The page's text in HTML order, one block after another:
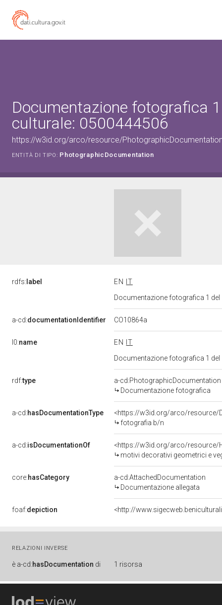
Documentazione fotografica
culturale: 0500444506
https://w3id.org/arco/resource/
ENTITÀ DI TIPO: PhotographicDocumentation
rdfs: label EN
IT
Documentazione fotografica 1
a-cd:documentationIdentifier CO10864a
l0:name EN
IT
Documentazione fotografica 1
rdf:type
a-cd:PhotographicDocumentation
Documentazione fotografica
a-cd:hasDocumentationType
<https://w3id.org/arco/resource/
fotografia b/n
a-cd:isDocumentationOf
<https://w3id.org/arco/resource/
motivi decorativi geometrici e
core:hasCategory
a-cd:AttachedDocumentation
Documentazione allegata
foaf:depiction <http://
RELAZIONI INVERSE
è a-cd:hasDocumentation di 1 risorsa